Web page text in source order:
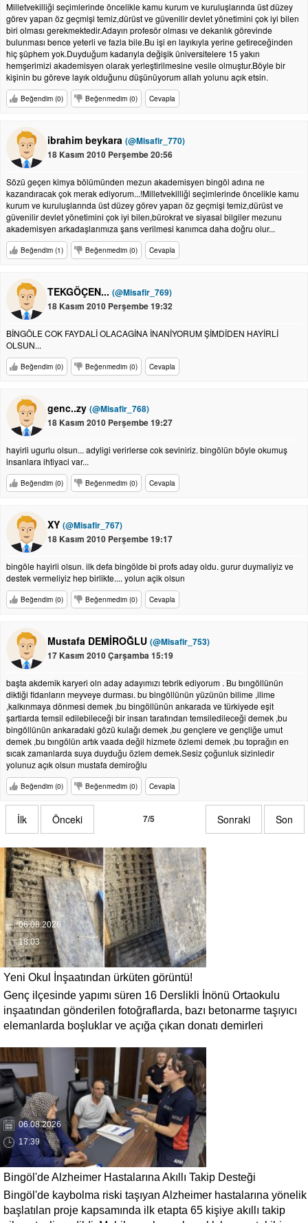
Milletvekilliği seçimlerinde öncelikle kamu kurum ve kuruluşlarında üst düzey
görev yapan öz geçmişi temiz,dürüst ve güvenilir devlet yönetimini çok iyi bilen
biri olması gerekmektedir.Adayın profesör olması ve dekanlık görevinde
bulunması bence yeterli ve fazla bile.Bu işi en layıkıyla yerine getireceğinden
hiç şüphem yok.Duyduğum kadarıyla değişik üniversitelere 15 yakın
hemşerimizi akademisyen olarak yerleştirilmesine vesile olmuştur.Böyle bir
kişinin bu göreve layık olduğunu düşünüyorum allah yolunu açık etsin.
Beğendim (0) Beğenmedim (0) Cevapla
ibrahim beykara (@Misafir_770)
18 Kasım 2010 Perşembe 20:56
Sözü geçen kimya bölümünden mezun akademisyen bingöl adına ne
kazandıracak çok merak ediyorum...!Milletvekilliği seçimlerinde öncelikle kamu
kurum ve kuruluşlarında üst düzey görev yapan öz geçmişi temiz,dürüst ve
güvenilir devlet yönetimini çok iyi bilen,bürokrat ve siyasal bilgiler mezunu
akademisyen arkadaşlarımıza şans verilmesi kanımca daha doğru olur...
Beğendim (1) Beğenmedim (0) Cevapla
TEKGÖÇEN... (@Misafir_769)
18 Kasım 2010 Perşembe 19:32
BİNGÖLE COK FAYDALİ OLACAGİNA İNANİYORUM ŞİMDİDEN HAYİRLİ
OLSUN...
Beğendim (0) Beğenmedim (0) Cevapla
genc..zy (@Misafir_768)
18 Kasım 2010 Perşembe 19:27
hayirli ugurlu olsun... adyligi verirlerse cok seviniriz. bingölün böyle okumuş
insanlara ihtiyaci var...
Beğendim (0) Beğenmedim (0) Cevapla
XY (@Misafir_767)
18 Kasım 2010 Perşembe 19:17
bingöle hayirli olsun. ilk defa bingölde bi profs aday oldu. gurur duymaliyiz ve
destek vermeliyiz hep birlikte.... yolun açik olsun
Beğendim (0) Beğenmedim (0) Cevapla
Mustafa DEMİROĞLU (@Misafir_753)
17 Kasım 2010 Çarşamba 15:19
başta akdemik karyeri oln aday adayımızı tebrik ediyorum . Bu bıngöllünün
diktiği fidanların meyveye durması. bu bingöllünün yüzünün bilime ,ilime
,kalkınmaya dönmesi demek ,bu bingöllünün ankarada ve türkiyede eşit
şartlarda temsil edilebileceği bir insan tarafından temsiledileceği demek ,bu
bingöllünün ankaradaki gözü kulağı demek ,bu gençlere ve gençliğe umut
demek ,bu bıngölün artık vaada değil hizmete özlemi demek ,bu toprağın en
sıcak zamanlarda suya duyduğu özlem demek.Sesiz çoğunluk sizinledir
yolunuz açık olsun mustafa demiroğlu
Beğendim (0) Beğenmedim (0) Cevapla
İlk Önceki 7/5 Sonraki Son
06.08.2026
18:03
Yeni Okul İnşaatından ürküten görüntü!
Genç ilçesinde yapımı süren 16 Derslikli İnönü Ortaokulu
inşaatından gönderilen fotoğraflarda, bazı betonarme taşıyıcı
elemanlarda boşluklar ve açığa çıkan donatı demirleri
oluştururken, yetkili kurumların teknik inceleme yapması
çağrısı yapıldı.
06.08.2026
17:39
Bingöl'de Alzheimer Hastalarına Akıllı Takip Desteği
Bingöl'de kaybolma riski taşıyan Alzheimer hastalarına yönelik
başlatılan proje kapsamında ilk etapta 65 kişiye akıllı takip